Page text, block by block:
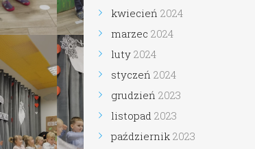
kwiecień 2024
marzec 2024
luty 2024
styczeń 2024
grudzień 2023
listopad 2023
październik 2023